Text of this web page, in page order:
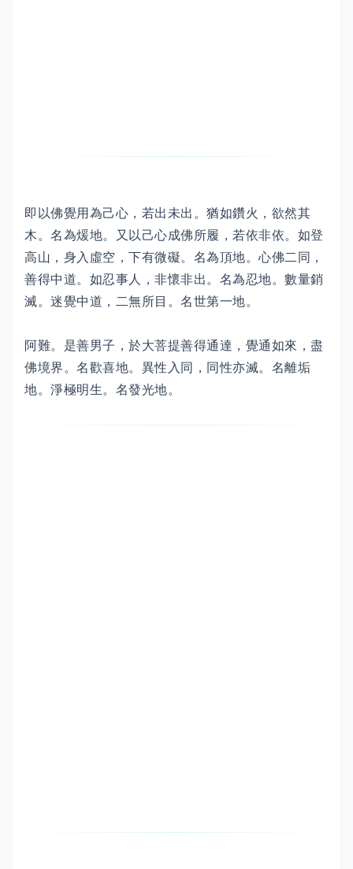
即以佛覺用為己心，若出未出。猶如鑽火，欲然其
木。名為煖地。又以己心成佛所履，若依非依。如登
高山，身入虛空，下有微礙。名為頂地。心佛二同，
善得中道。如忍事人，非懷非出。名為忍地。數量銷
滅。迷覺中道，二無所目。名世第一地。
阿難。是善男子，於大菩提善得通達，覺通如來，盡
佛境界。名歡喜地。異性入同，同性亦滅。名離垢
地。淨極明生。名發光地。